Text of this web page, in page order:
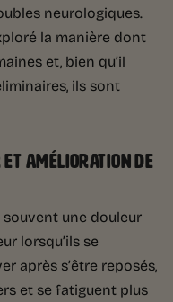
neurologiques.
la manière dont
et, bien qu’il
ils sont
AMÉLIORATION DE
souvent une douleur
lorsqu’ils se
après s’être reposés,
et se fatiguent plus